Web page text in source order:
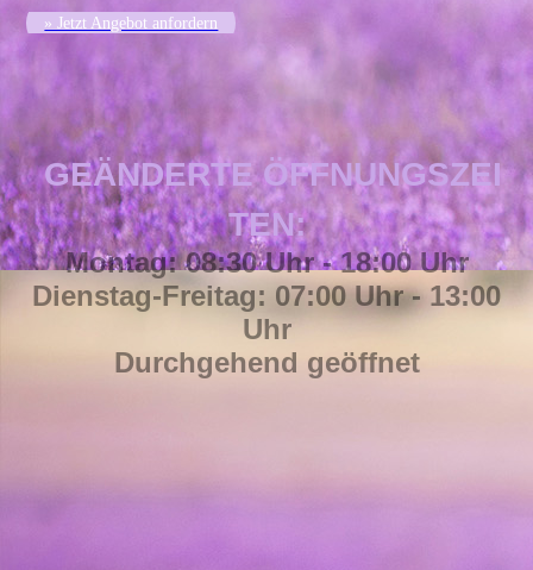
» Jetzt Angebot anfordern
GEÄNDERTEÖFFNUNGSZEI
TEN:
Montag: 08:30 Uhr - 18:00 Uhr
Dienstag-Freitag: 07:00 Uhr - 13:00
Uhr
Durchgehend geöffnet